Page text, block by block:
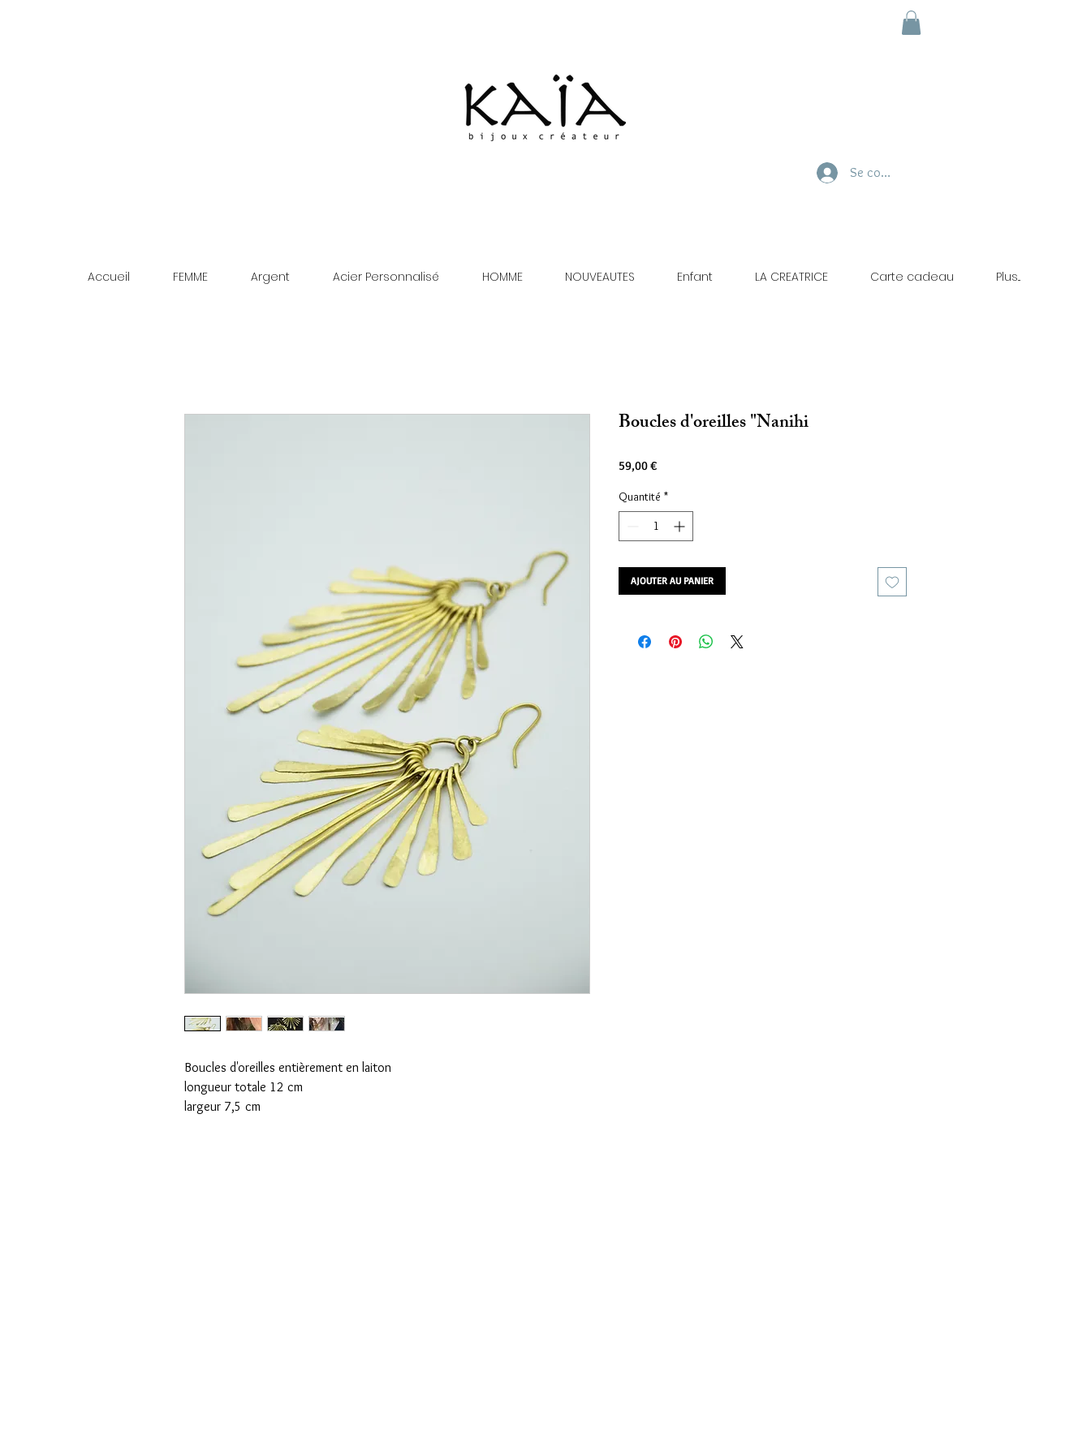
Se connecter
Accueil FEMME Argent Acier Personnalisé HOMME NOUVEAUTES Enfant LA CREATRICE Carte cadeau Plus...
Boucles d'oreilles entièrement en laiton
longueur totale 12 cm
largeur 7,5 cm
Boucles d'oreilles "Nanihi
59,00 €Prix
Quantité *
AJOUTER AU PANIER